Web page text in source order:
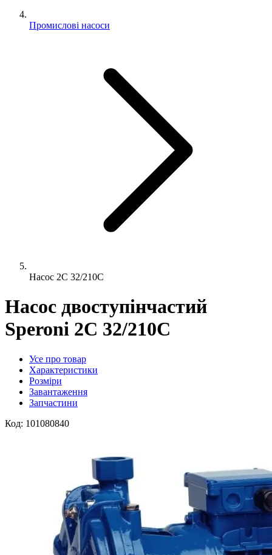
Промислові насоси
Насос 2C 32/210C
Насос двоступінчастий
Speroni 2C 32/210C
Усе про товар
Характеристики
Розміри
Завантаження
Запчастини
Код: 101080840